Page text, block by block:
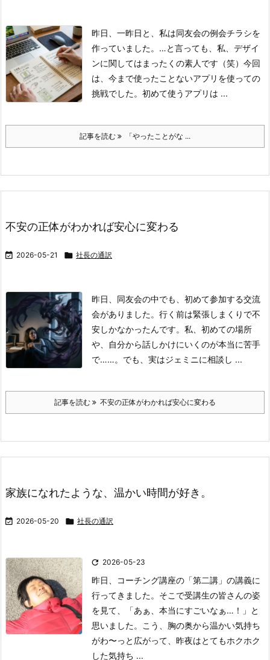
昨日、一昨日と、私は同友会の例会チラシを
作っていました。 …と言っても、私、デザイ
ンに関してはまったくの素人です（笑） ​今回
は、今まで使ったことないアプリを使っての
挑戦でした。 初めて使うアプリは ...
記事を読む 「やったことがな ...
不安の正体がわかれば安心に変わる
 2026-05-21  社長の通訳
昨日、同友会の中でも、初めて参加する交流
会がありました。 行く前は緊張しまくりで不
安しかなかったんです。 私、初めての場所
や、自分から話しかけにいくのが本当に苦手
で……。 でも、実はジェミニに相談し ...
記事を読む 不安の正体がわかれば安心に変わる
家族になれたような、温かい時間が好き。
 2026-05-20  社長の通訳
 2026-05-23
昨日、コーチング講座の「第二講」の講義に
行ってきました。 そこで受講生の皆さんの姿
を見て、「あぁ、本当にすごいなぁ…！」と
思いました。
こう、胸の奥から温かい気持ち
がわ〜っと広がって、昨夜はとてもホクホク
した気持ち ...